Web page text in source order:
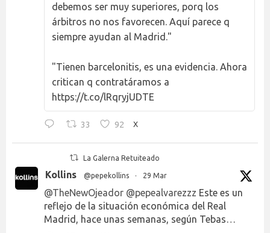
debemos ser muy superiores, porq los
árbitros no nos favorecen. Aquí parece q
siempre ayudan al Madrid."
"Tienen barcelonitis, es una evidencia. Ahora
critican q contratáramos a
https://t.co/lRqryjUDTE
33 92 X
La Galerna Retuiteado
Kollins @pepekollins · 29 Mar
@TheNewOjeador @pepealvarezzz Este es un
reflejo de la situación económica del Real
Madrid, hace unas semanas, según Tebas…